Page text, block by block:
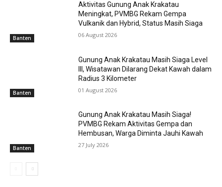
Banten
Aktivitas Gunung Anak Krakatau
Meningkat, PVMBG Rekam Gempa
Vulkanik dan Hybrid, Status Masih Siaga
06 August 2026
Banten
Gunung Anak Krakatau Masih Siaga Level
III, Wisatawan Dilarang Dekat Kawah dalam
Radius 3 Kilometer
01 August 2026
Banten
Gunung Anak Krakatau Masih Siaga!
PVMBG Rekam Aktivitas Gempa dan
Hembusan, Warga Diminta Jauhi Kawah
27 July 2026